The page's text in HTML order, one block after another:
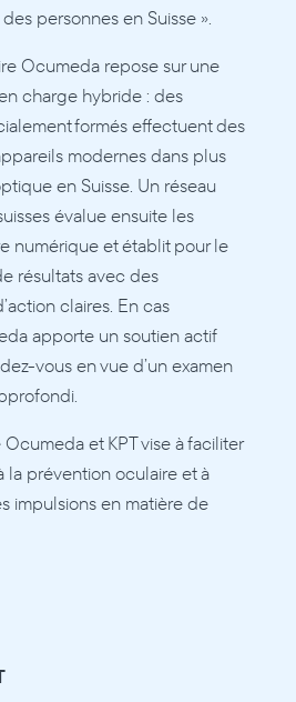
personnes en Suisse ».
Ocumeda repose sur une
charge hybride : des
formés effectuent des
modernes dans plus
en Suisse. Un réseau
évalue ensuite les
numérique et établit pour le
résultats avec des
claires. En cas
apporte un soutien actif
vous en vue d’un examen
et KPT vise à faciliter
la prévention oculaire et à
impulsions en matière de